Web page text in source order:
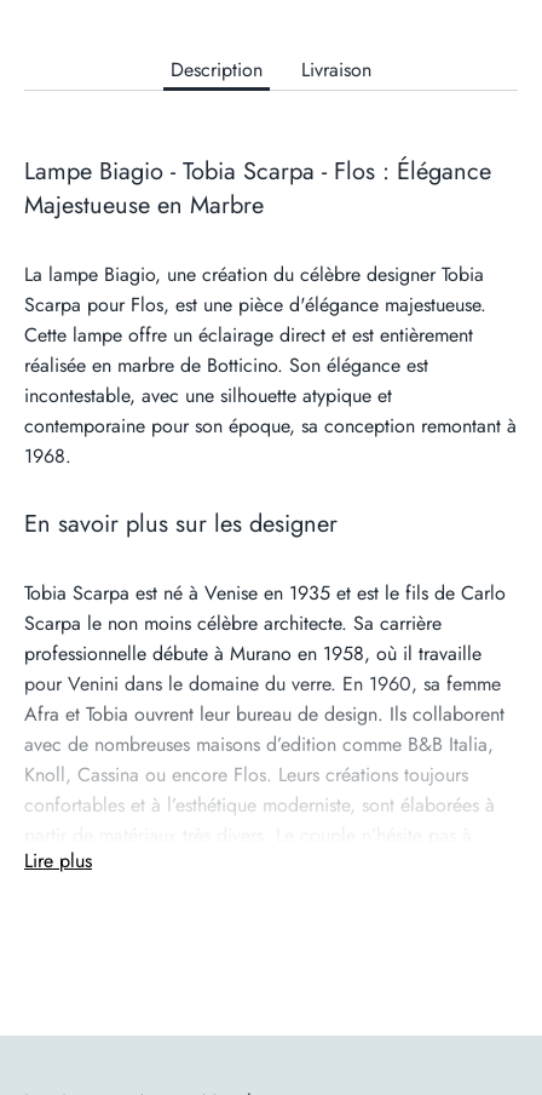
Description Livraison
Lampe Biagio - Tobia Scarpa - Flos : Élégance
Majestueuse en Marbre
La lampe Biagio, une création du célèbre designer Tobia
Scarpa pour Flos, est une pièce d'élégance majestueuse.
Cette lampe offre un éclairage direct et est entièrement
réalisée en marbre de Botticino. Son élégance est
incontestable, avec une silhouette atypique et
contemporaine pour son époque, sa conception remontant à
1968.
En savoir plus sur les designer
Tobia Scarpa est né à Venise en 1935 et est le fils de Carlo
Scarpa le non moins célèbre architecte. Sa carrière
professionnelle débute à Murano en 1958, où il travaille
pour Venini dans le domaine du verre. En 1960, sa femme
Afra et Tobia ouvrent leur bureau de design. Ils collaborent
avec de nombreuses maisons d’edition comme B&B Italia,
Knoll, Cassina ou encore Flos. Leurs créations toujours
confortables et à l’esthétique moderniste, sont élaborées à
utiliser les nouvelles technologies.
Dino Gavina, un entrepreneur italien décidé à insuffler une
Lire plus